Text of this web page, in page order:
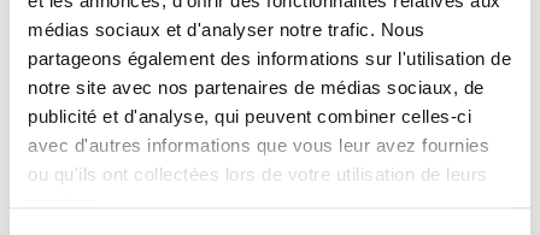
médias sociaux et d'analyser notre trafic. Nous
partageons également des informations sur l'utilisation de
notre site avec nos partenaires de médias sociaux, de
publicité et d'analyse, qui peuvent combiner celles-ci
avec d'autres informations que vous leur avez fournies
ou qu'ils ont collectées lors de votre utilisation de leurs
procédure collective (administrateur
judiciaire, mandataire judiciaire et Tribunal
de Commerce/Tribunal des Affaires
Economiques)